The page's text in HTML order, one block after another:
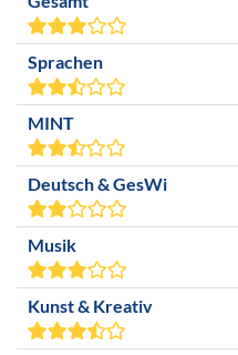
Sprachen
MINT
Deutsch & GesWi
Musik
Kunst & Kreativ